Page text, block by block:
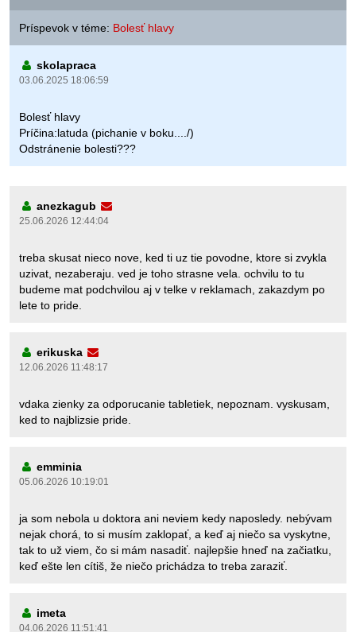
Príspevok v téme: Bolesť hlavy
skolapraca
03.06.2025 18:06:59
Bolesť hlavy
Príčina:latuda (pichanie v boku..../)
Odstránenie bolesti???
anezkagub
25.06.2026 12:44:04
treba skusat nieco nove, ked ti uz tie povodne, ktore si zvykla
uzivat, nezaberaju. ved je toho strasne vela. ochvilu to tu
budeme mat podchvilou aj v telke v reklamach, zakazdym po
lete to pride.
erikuska
12.06.2026 11:48:17
vdaka zienky za odporucanie tabletiek, nepoznam. vyskusam,
ked to najblizsie pride.
emminia
05.06.2026 10:19:01
ja som nebola u doktora ani neviem kedy naposledy. nebývam
nejak chorá, to si musím zaklopať, a keď aj niečo sa vyskytne,
tak to už viem, čo si mám nasadiť. najlepšie hneď na začiatku,
keď ešte len cítiš, že niečo prichádza to treba zaraziť.
imeta
04.06.2026 11:51:41